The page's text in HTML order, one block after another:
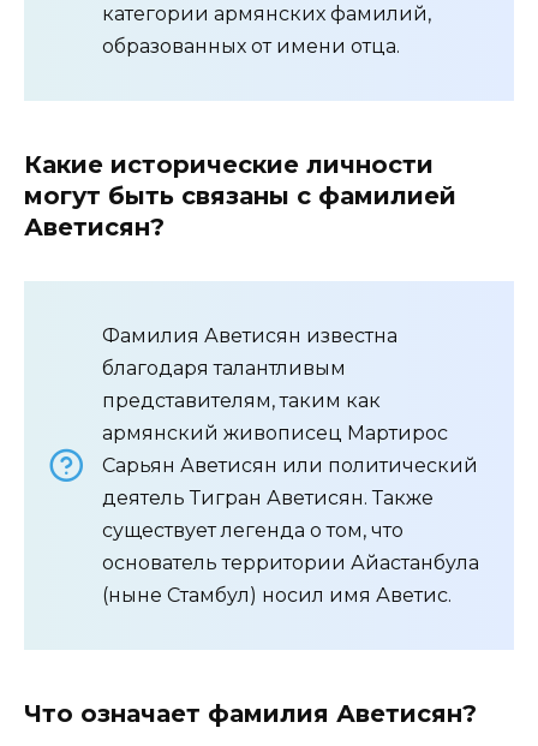
категории армянских фамилий,
образованных от имени отца.
Какие исторические личности
могут быть связаны с фамилией
Аветисян?
Фамилия Аветисян известна
благодаря талантливым
представителям, таким как
армянский живописец Мартирос
Сарьян Аветисян или политический
деятель Тигран Аветисян. Также
существует легенда о том, что
основатель территории Айастанбула
(ныне Стамбул) носил имя Аветис.
Что означает фамилия Аветисян?